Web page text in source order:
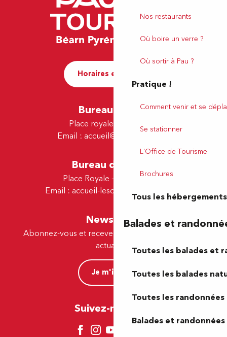
Nos restaurants
Où boire un verre ?
Où sortir à Pau ?
Pratique !
Comment venir et se
Se stationner
L'Office de Tourisme
Brochures
Tous les hébergements
Balades et
Toutes les balades et
Toutes les balades
Toutes les randonnées
Balades et
Horaires et contact
Bureau de Pau
Place royale - 64000 Pau
Email : accueil@tourismepau.fr
Bureau de Lescar
Place Royale - 64230 Lescar
Email : accueil-lescar@tourismepau.fr
Newsletter
Abonnez-vous et recevez par e-mail nos offres et
actualités.
Je m'inscris
Suivez-nous ici !